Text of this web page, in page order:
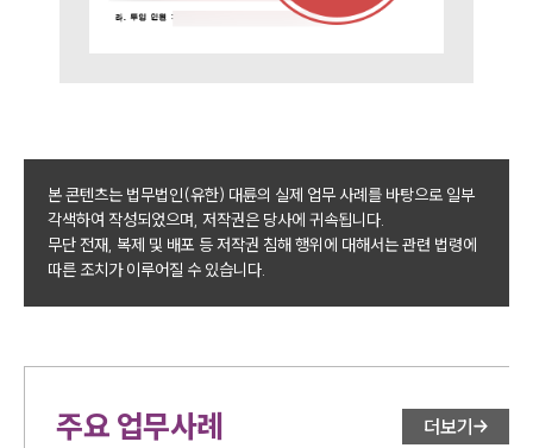
경호전문변호사
언론보도
공지사항
법률 블로그
법률서식
뉴스레터/브로슈어
세미나
대륜법률상담예약
대륜법률상담예약
본 콘텐츠는 법무법인(유한) 대륜의 실제 업무 사례를 바탕으로 일부
각색하여 작성되었으며, 저작권은 당사에 귀속됩니다.
무단 전재, 복제 및 배포 등 저작권 침해 행위에 대해서는 관련 법령에
따른 조치가 이루어질 수 있습니다.
주요 업무사례 더보기